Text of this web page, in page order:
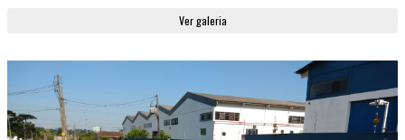
Ver galeria